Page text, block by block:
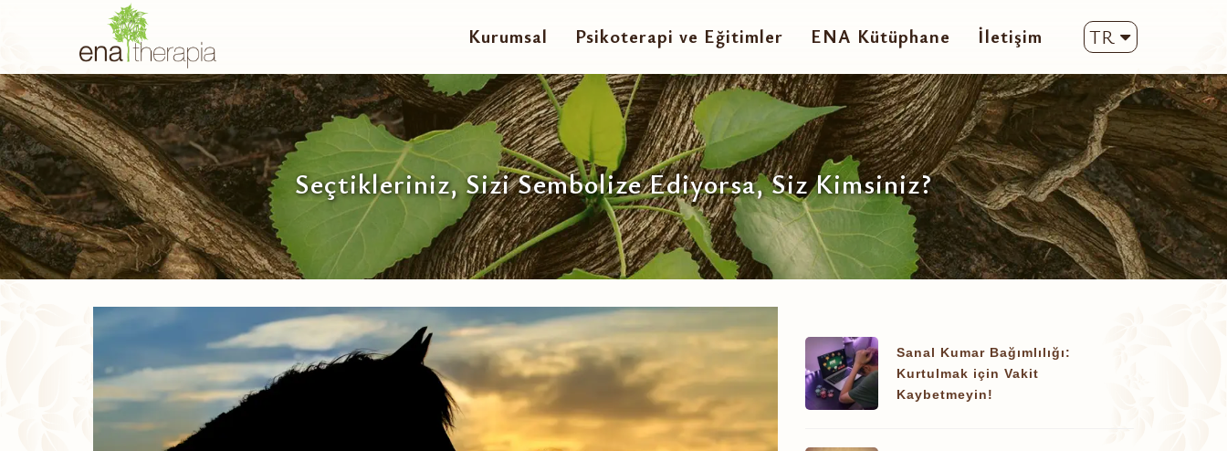
Kurumsal Psikoterapi ve Eğitimler ENA Kütüphane İletişim TR
Seçtikleriniz, Sizi Sembolize Ediyorsa, Siz Kimsiniz?
Sanal Kumar Bağımlılığı:
Kurtulmak için Vakit
Kaybetmeyin!